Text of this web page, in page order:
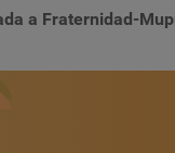
a Fraternidad-